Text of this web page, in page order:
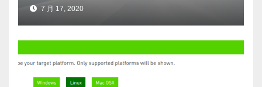
7 月 17, 2020